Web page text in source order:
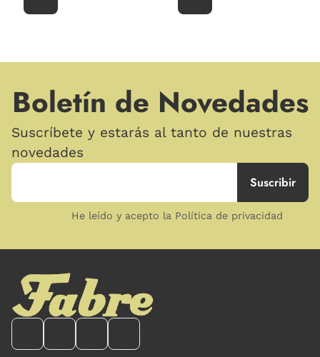
Boletín de Novedades
Suscríbete y estarás al tanto de nuestras
novedades
He leído y acepto la Política de privacidad